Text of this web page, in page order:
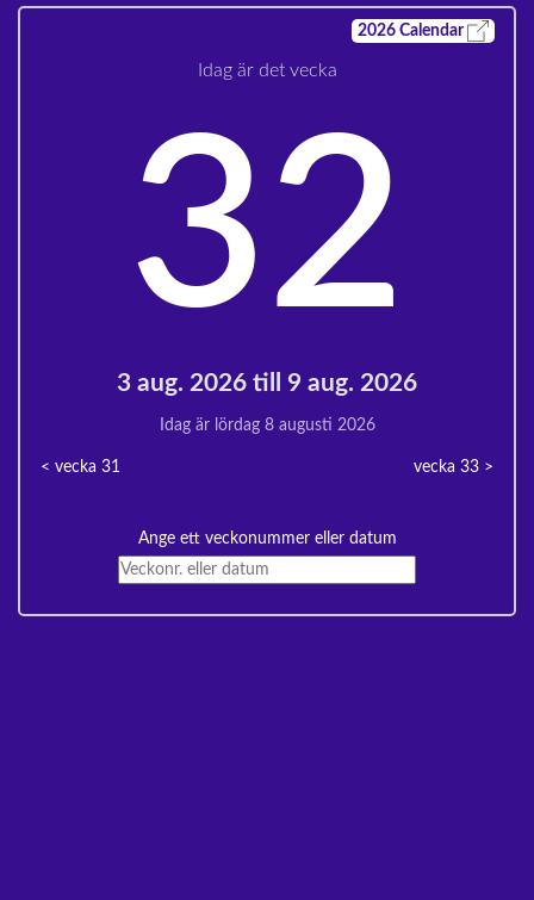
2026 Calendar
Idag är det vecka
32
3 aug. 2026 till 9 aug. 2026
Idag är lördag 8 augusti 2026
< vecka31 vecka 33>
Ange ett veckonummer eller datum